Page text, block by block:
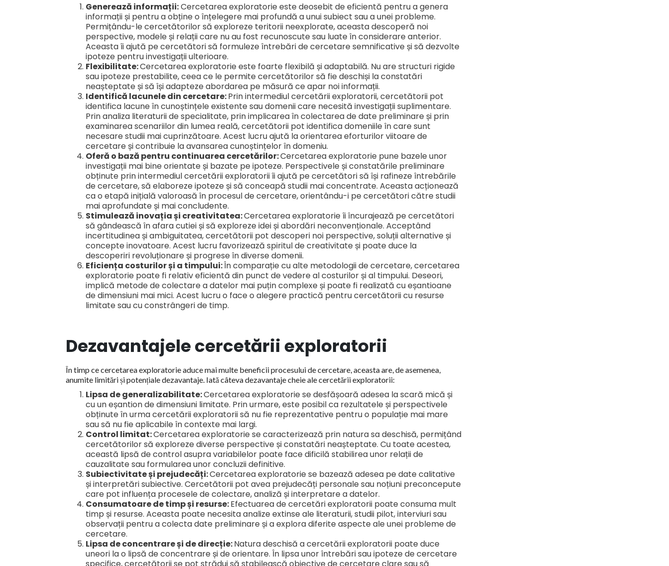
Generează informații:Cercetarea exploratorie este deosebit de eficientă pentru a genera
informații și pentru a obține o înțelegere mai profundă a unui subiect sau a unei probleme.
Permițându-le cercetătorilor să exploreze teritorii neexplorate, aceasta descoperă noi
perspective, modele și relații care nu au fost recunoscute sau luate în considerare anterior.
Aceasta îi ajută pe cercetători să formuleze întrebări de cercetare semnificative și să dezvolte
ipoteze pentru investigații ulterioare.
Flexibilitate:Cercetarea exploratorie este foarte flexibilă și adaptabilă. Nu are structuri rigide
sau ipoteze prestabilite, ceea ce le permite cercetătorilor să fie deschiși la constatări
neașteptate și să își adapteze abordarea pe măsură ce apar noi informații.
Identifică lacunele din cercetare:Prin intermediul cercetării exploratorii, cercetătorii pot
identifica lacune în cunoștințele existente sau domenii care necesită investigații suplimentare.
Prin analiza literaturii de specialitate, prin implicarea în colectarea de date preliminare și prin
examinarea scenariilor din lumea reală, cercetătorii pot identifica domeniile în care sunt
necesare studii mai cuprinzătoare. Acest lucru ajută la orientarea eforturilor viitoare de
cercetare și contribuie la avansarea cunoștințelor în domeniu.
Oferă o bază pentru continuarea cercetărilor:Cercetarea exploratorie pune bazele unor
investigații mai bine orientate și bazate pe ipoteze. Perspectivele și constatările preliminare
obținute prin intermediul cercetării exploratorii îi ajută pe cercetători să își rafineze întrebările
de cercetare, să elaboreze ipoteze și să conceapă studii mai concentrate. Aceasta acționează
ca o etapă inițială valoroasă în procesul de cercetare, orientându-i pe cercetători către studii
mai aprofundate și mai concludente.
Stimulează inovația și creativitatea:Cercetarea exploratorie îi încurajează pe cercetători
să gândească în afara cutiei și să exploreze idei și abordări neconvenționale. Acceptând
incertitudinea și ambiguitatea, cercetătorii pot descoperi noi perspective, soluții alternative și
concepte inovatoare. Acest lucru favorizează spiritul de creativitate și poate duce la
descoperiri revoluționare și progrese în diverse domenii.
Eficiența costurilor și a timpului:În comparație cu alte metodologii de cercetare, cercetarea
exploratorie poate fi relativ eficientă din punct de vedere al costurilor și al timpului. Deseori,
implică metode de colectare a datelor mai puțin complexe și poate fi realizată cu eșantioane
de dimensiuni mai mici. Acest lucru o face o alegere practică pentru cercetătorii cu resurse
limitate sau cu constrângeri de timp.
Dezavantajele cercetării exploratorii
În timp ce cercetarea exploratorie aduce mai multe beneficii procesului de cercetare, aceasta are, de asemenea,
anumite limitări și potențiale dezavantaje. Iată câteva dezavantaje cheie ale cercetării exploratorii:
Lipsa de generalizabilitate:Cercetarea exploratorie se desfășoară adesea la scară mică și
cu un eșantion de dimensiuni limitate. Prin urmare, este posibil ca rezultatele și perspectivele
obținute în urma cercetării exploratorii să nu fie reprezentative pentru o populație mai mare
sau să nu fie aplicabile în contexte mai largi.
Control limitat:Cercetarea exploratorie se caracterizează prin natura sa deschisă, permițând
cercetătorilor să exploreze diverse perspective și constatări neașteptate. Cu toate acestea,
această lipsă de control asupra variabilelor poate face dificilă stabilirea unor relații de
cauzalitate sau formularea unor concluzii definitive.
Subiectivitate și prejudecăți:Cercetarea exploratorie se bazează adesea pe date calitative
și interpretări subiective. Cercetătorii pot avea prejudecăți personale sau noțiuni preconcepute
care pot influența procesele de colectare, analiză și interpretare a datelor.
Consumatoare de timp și resurse:Efectuarea de cercetări exploratorii poate consuma mult
timp și resurse. Aceasta poate necesita analize extinse ale literaturii, studii pilot, interviuri sau
observații pentru a colecta date preliminare și a explora diferite aspecte ale unei probleme de
cercetare.
Lipsa de concentrare și de direcție:Natura deschisă a cercetării exploratorii poate duce
uneori la o lipsă de concentrare și de orientare. În lipsa unor întrebări sau ipoteze de cercetare
specifice, cercetătorii se pot strădui să stabilească obiective de cercetare clare sau să